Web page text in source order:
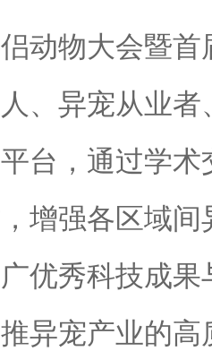
动物大会暨
、异宠从业
台，通过学
增强各区域
优秀科技成
异宠产业的高